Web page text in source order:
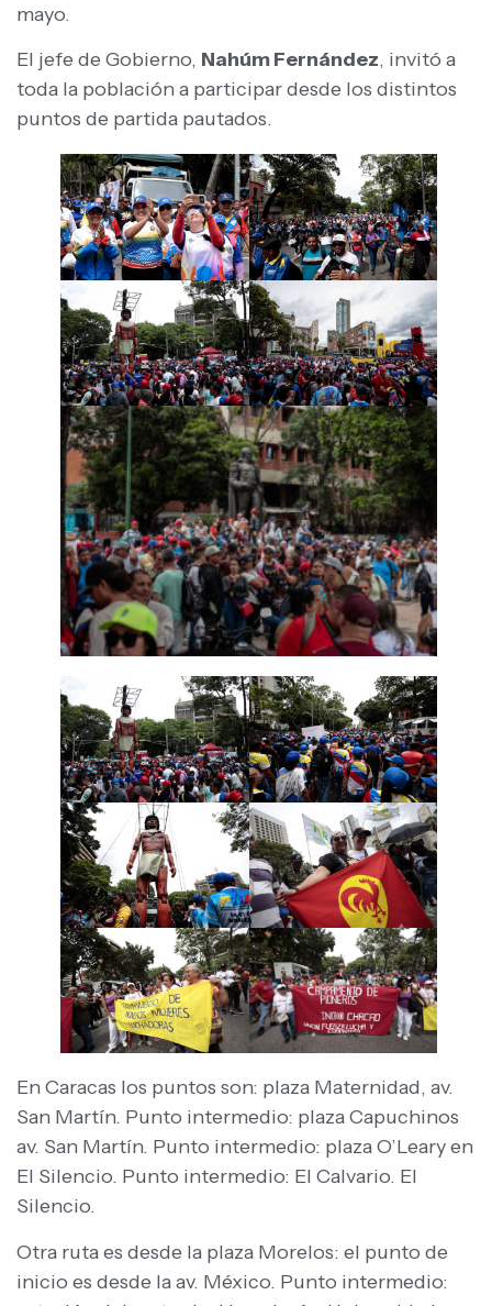
mayo.
El jefe de Gobierno, Nahúm Fernández, invitó a
toda la población a participar desde los distintos
puntos de partida pautados.
En Caracas los puntos son: plaza Maternidad, av.
San Martín. Punto intermedio: plaza Capuchinos
av. San Martín. Punto intermedio: plaza O’Leary en
El Silencio. Punto intermedio: El Calvario. El
Silencio.
Otra ruta es desde la plaza Morelos: el punto de
inicio es desde la av. México. Punto intermedio: